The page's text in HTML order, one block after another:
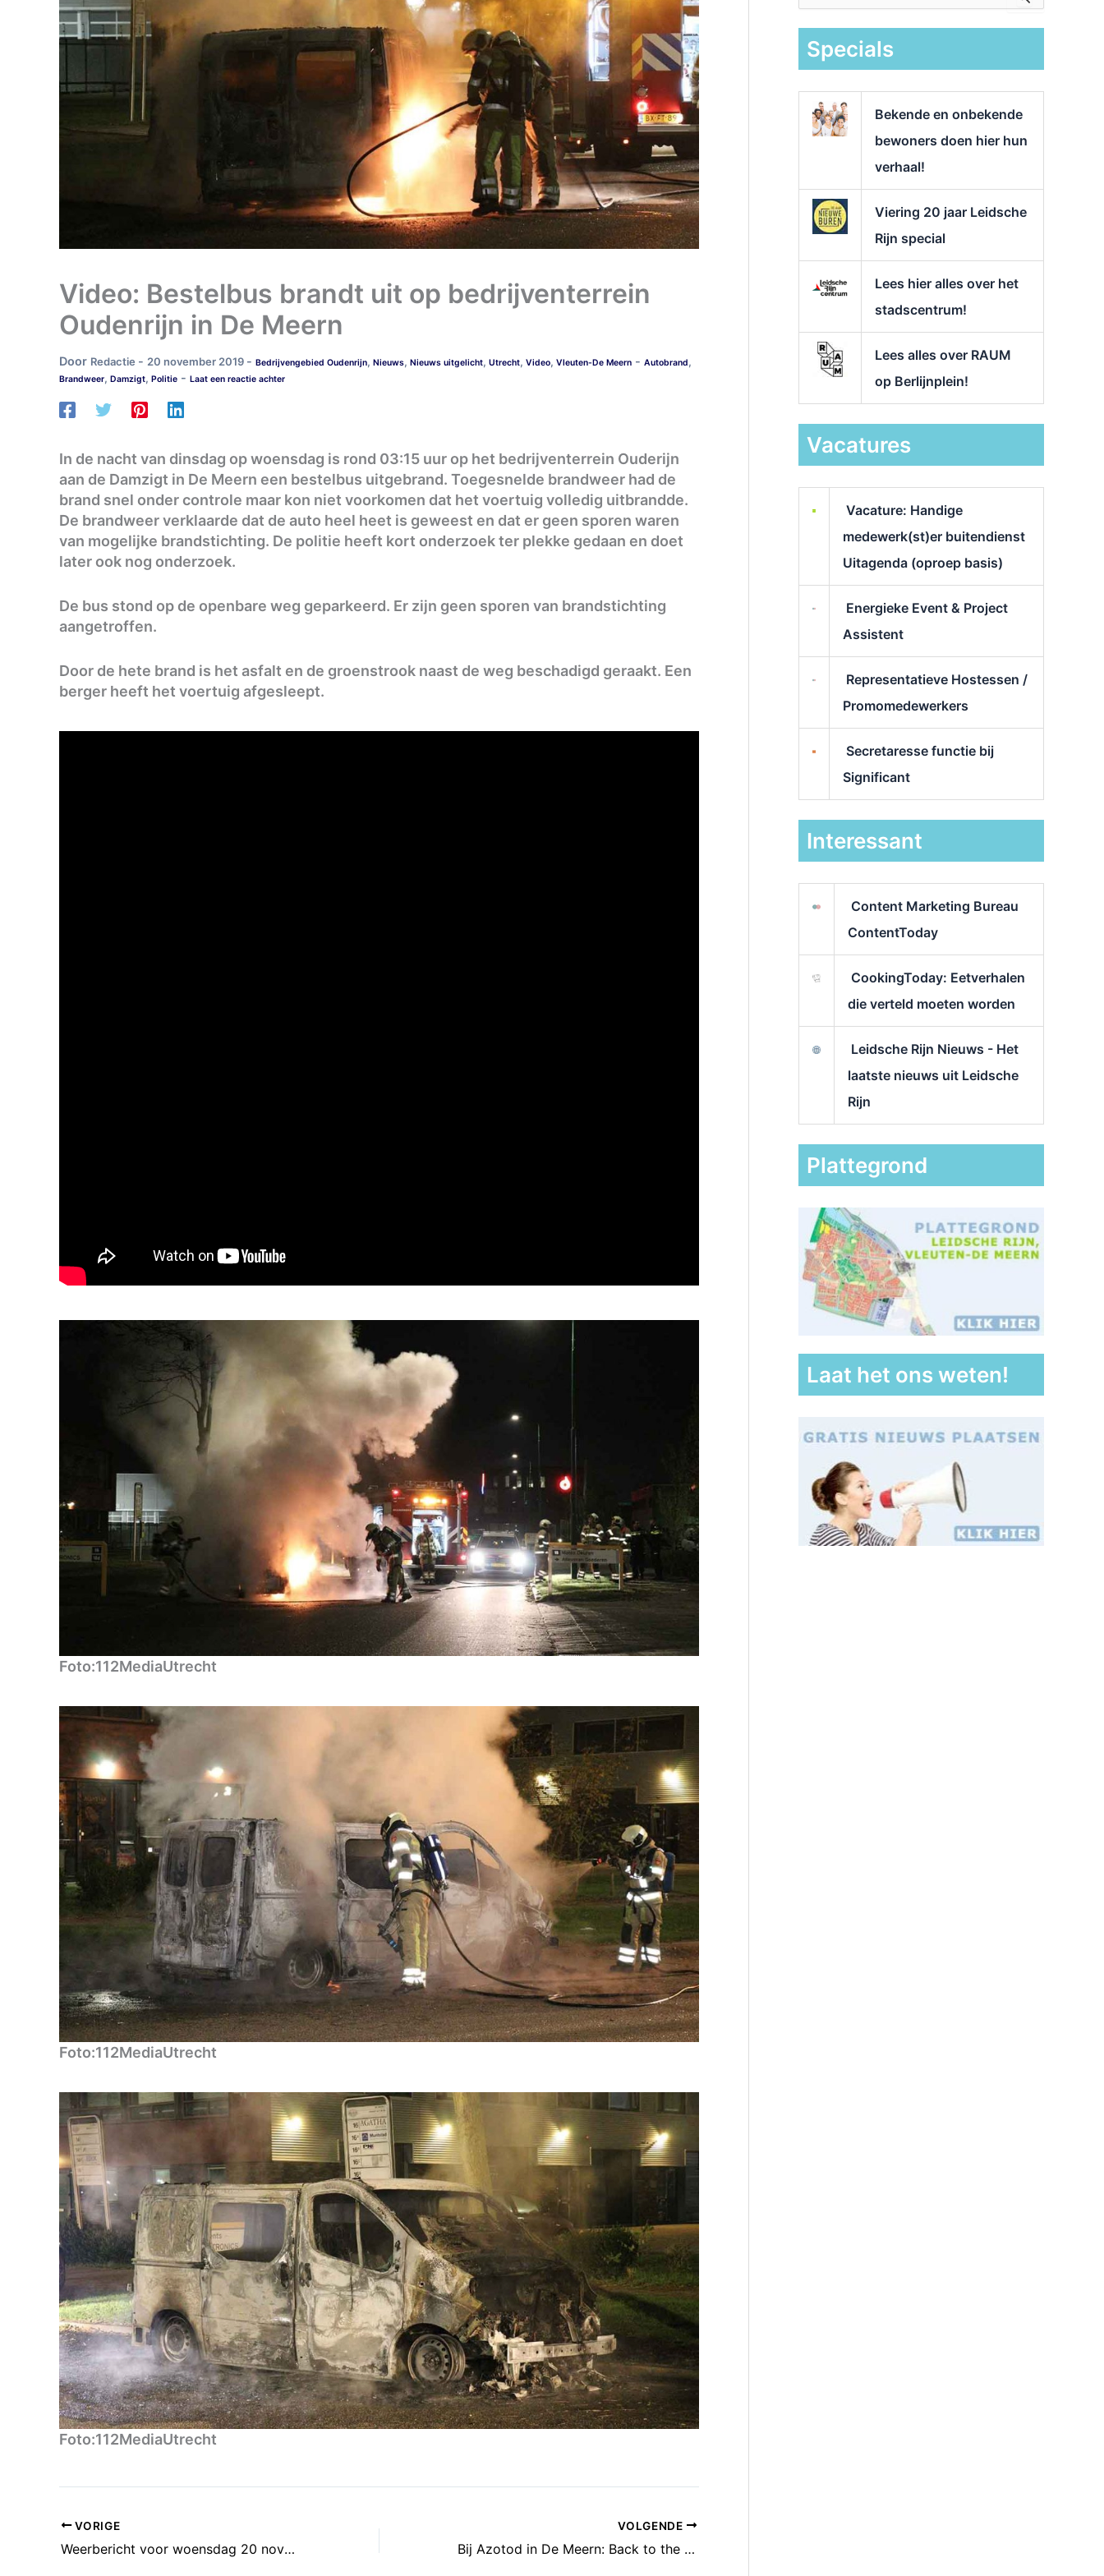
Video: Bestelbus brandt uit op bedrijventerrein
Oudenrijn in De Meern
Door Redactie - 20 november 2019 - Bedrijvengebied Oudenrijn, Nieuws, Nieuws uitgelicht, Utrecht, Video, Vleuten-De Meern - Autobrand,
Brandweer, Damzigt, Politie - Laat een reactie achter
In de nacht van dinsdag op woensdag is rond 03:15 uur op het bedrijventerrein Ouderijn
aan de Damzigt in De Meern een bestelbus uitgebrand. Toegesnelde brandweer had de
brand snel onder controle maar kon niet voorkomen dat het voertuig volledig uitbrandde.
De brandweer verklaarde dat de auto heel heet is geweest en dat er geen sporen waren
van mogelijke brandstichting. De politie heeft kort onderzoek ter plekke gedaan en doet
later ook nog onderzoek.
De bus stond op de openbare weg geparkeerd. Er zijn geen sporen van brandstichting
aangetroffen.
Door de hete brand is het asfalt en de groenstrook naast de weg beschadigd geraakt. Een
berger heeft het voertuig afgesleept.
Foto:112MediaUtrecht
Foto:112MediaUtrecht
Foto:112MediaUtrecht
VORIGE
Weerbericht voor woensdag 20 november: Wolken en zon
VOLGENDE
Bij Azotod in De Meern: Back to the Azotod 80’s – Alternative
k
Specials
Bekende en onbekende
bewoners doen hier hun
verhaal!
Viering 20 jaar Leidsche
Rijn special
Lees hier alles over het
stadscentrum!
Lees alles over RAUM
op Berlijnplein!
Vacatures
Vacature: Handige
medewerk(st)er buitendienst
Uitagenda (oproep basis)
Energieke Event & Project
Assistent
Representatieve Hostessen /
Promomedewerkers
Secretaresse functie bij
Significant
Interessant
Content Marketing Bureau
ContentToday
CookingToday: Eetverhalen
die verteld moeten worden
Leidsche Rijn Nieuws - Het
laatste nieuws uit Leidsche
Rijn
Plattegrond
Laat het ons weten!